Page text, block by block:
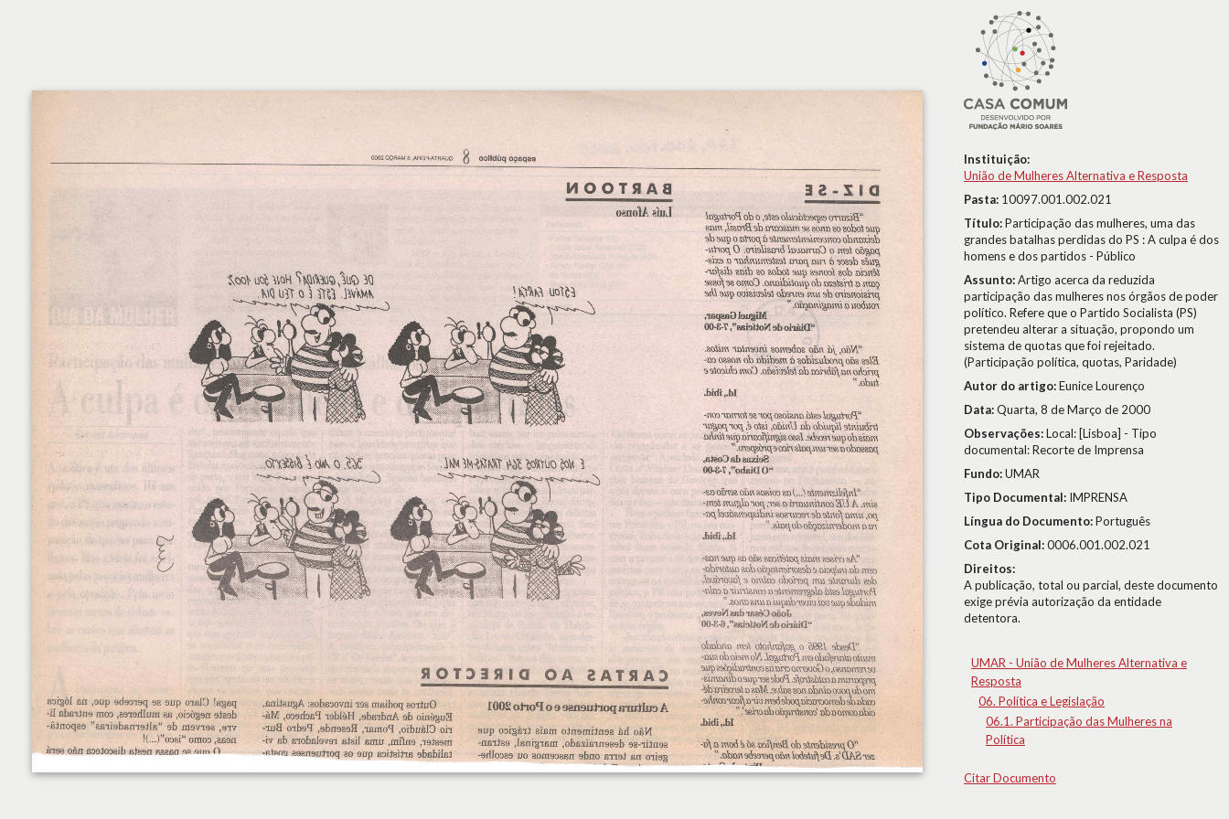
Instituição:
União de Mulheres Alternativa e Resposta
Pasta: 10097.001.002.021
Título:Participação das mulheres, uma das
grandes batalhas perdidas do PS : A culpa é dos
homens e dos partidos - Público
Assunto:Artigo acerca da reduzida
participação das mulheres nos órgãos de poder
político. Refere que o Partido Socialista (PS)
pretendeu alterar a situação, propondo um
sistema de quotas que foi rejeitado.
(Participação política, quotas, Paridade)
Autor do artigo:Eunice Lourenço
Data:Quarta, 8 de Março de 2000
Observações:Local: [Lisboa] - Tipo
documental: Recorte de Imprensa
Fundo:UMAR
Tipo Documental: IMPRENSA
Língua do Documento:Português
Cota Original:0006.001.002.021
Direitos:
A publicação, total ou parcial, deste documento
exige prévia autorização da entidade
detentora.
UMAR - União de Mulheres Alternativa e
Resposta
06. Política e Legislação
06.1. Participação das Mulheres na
Política
Citar Documento